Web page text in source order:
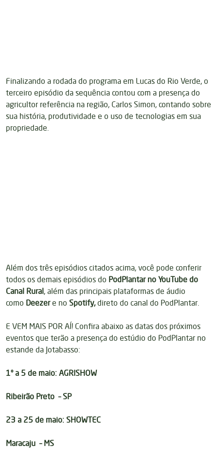
Finalizando a rodada do programa em Lucas do Rio Verde, o
terceiro episódio da sequência contou com a presença do
agricultor referência na região, Carlos Simon, contando sobre
sua história, produtividade e o uso de tecnologias em sua
propriedade.
Além dos três episódios citados acima, você pode conferir
todos os demais episódios do PodPlantar no YouTube do
Canal Rural, além das principais plataformas de áudio
como Deezere no Spotify,direto do canal do PodPlantar.
E VEM MAIS POR AÍ! Confira abaixo as datas dos próximos
eventos que terão a presença do estúdio do PodPlantar no
estande da Jotabasso:
1º a 5 de maio: AGRISHOW
Ribeirão Preto – SP
23 a 25 de maio: SHOWTEC
Maracaju – MS